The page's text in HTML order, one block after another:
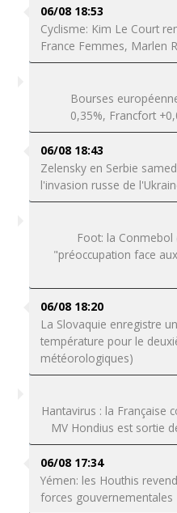
06/08 18:53
Cyclisme: Kim Le Court
France Femmes, Marlen
Bourses
0,35%, Francfort
06/08 18:43
Zelensky en Serbie
l'invasion russe de
Foot: la
"préoccupation face
06/08 18:20
La Slovaquie enregistre
température pour le
météorologiques)
Hantavirus : la Française
MV Hondius est sortie
06/08 17:34
Yémen: les Houthis
forces gouvernementales